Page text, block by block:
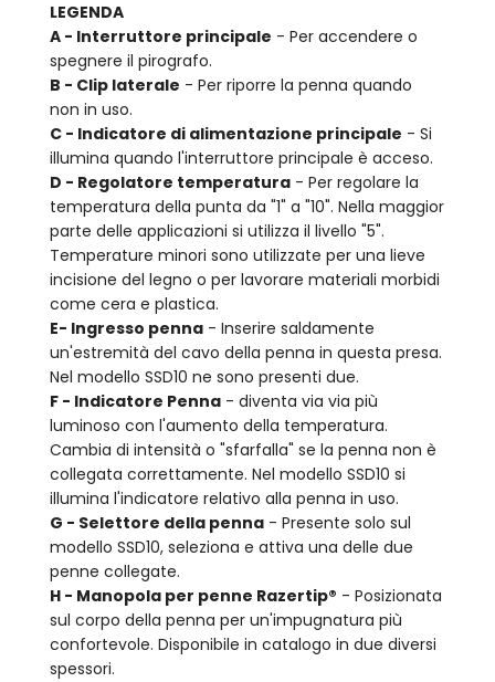
LEGENDA
A - Interruttore principale - Per accendere o
spegnere il pirografo.
B - Clip laterale - Per riporre la penna quando
non in uso.
C - Indicatore di alimentazione principale - Si
illumina quando l'interruttore principale è acceso.
D - Regolatore temperatura - Per regolare la
temperatura della punta da "1" a "10". Nella maggior
parte delle applicazioni si utilizza il livello "5".
Temperature minori sono utilizzate per una lieve
incisione del legno o per lavorare materiali morbidi
come cera e plastica.
E- Ingresso penna - Inserire saldamente
un'estremità del cavo della penna in questa presa.
Nel modello SSD10 ne sono presenti due.
F - Indicatore Penna - diventa via via più
luminoso con l'aumento della temperatura.
Cambia di intensità o "sfarfalla" se la penna non è
collegata correttamente. Nel modello SSD10 si
illumina l'indicatore relativo alla penna in uso.
G - Selettore della penna - Presente solo sul
modello SSD10, seleziona e attiva una delle due
penne collegate.
H - Manopola per penne Razertip® - Posizionata
sul corpo della penna per un'impugnatura più
confortevole. Disponibile in catalogo in due diversi
spessori.